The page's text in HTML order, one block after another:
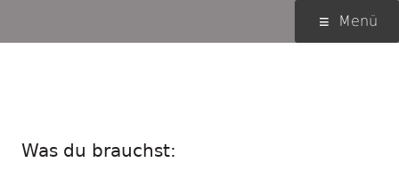
Menü
Menü
Was du brauchst: